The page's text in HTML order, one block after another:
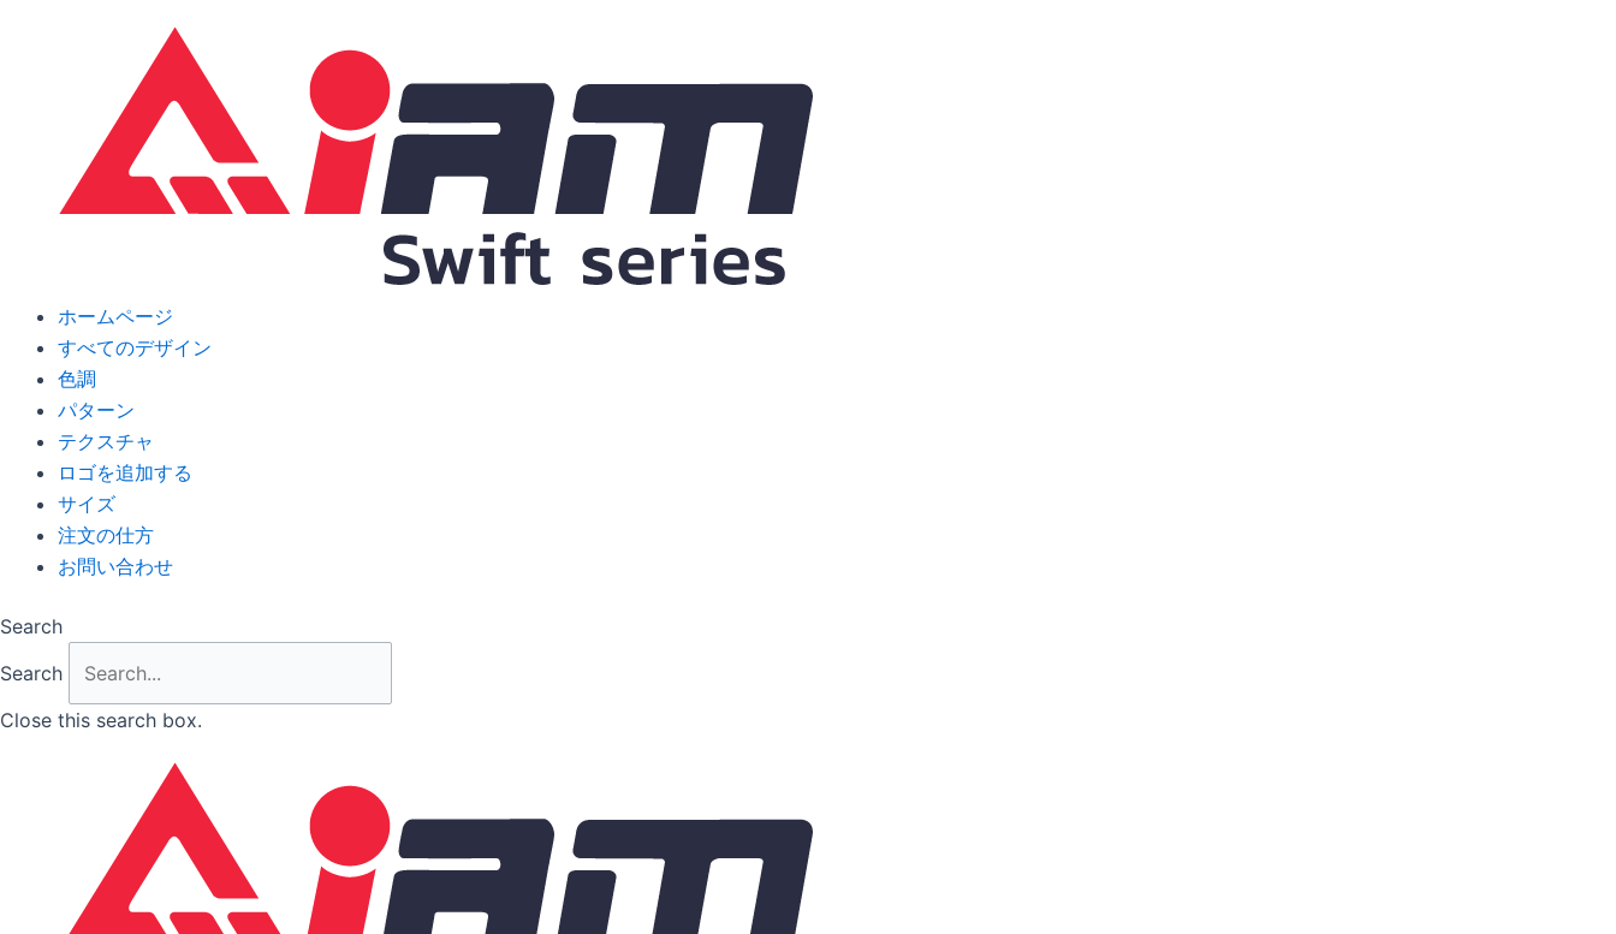
ホームページ
すべてのデザイン
色調
パターン
テクスチャ
ロゴを追加する
サイズ
注文の仕方
お問い合わせ
Search
Search
Close this search box.